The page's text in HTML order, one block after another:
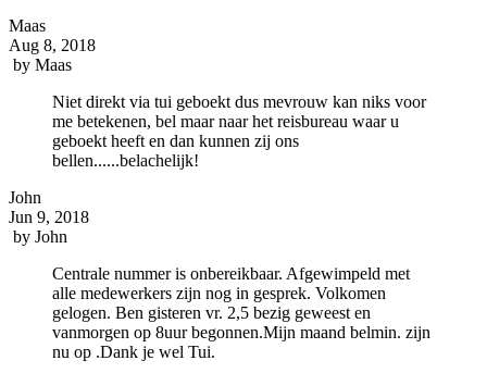
Maas
Aug 8, 2018
by Maas
Niet direkt via tui geboekt dus mevrouw kan niks voor
me betekenen, bel maar naar het reisbureau waar u
geboekt heeft en dan kunnen zij ons
bellen......belachelijk!
John
Jun 9, 2018
by John
Centrale nummer is onbereikbaar. Afgewimpeld met
alle medewerkers zijn nog in gesprek. Volkomen
gelogen. Ben gisteren vr. 2,5 bezig geweest en
vanmorgen op 8uur begonnen.Mijn maand belmin. zijn
nu op .Dank je wel Tui.